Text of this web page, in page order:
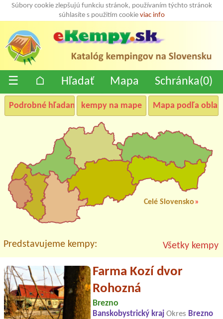
Súbory cookie zlepšujú funkciu stránok, používaním týchto stránok
súhlasíte s použitím cookie viac info
☰ ⌂ Hľadať Mapa Schránka(0)
Podrobné hľadanie kempy na mape Mapa podľa
Celé Slovensko»
Predstavujeme kempy: Všetky kempy
Farma Kozí dvor
Rohozná
Brezno
Banskobystrický kraj Okres Brezno